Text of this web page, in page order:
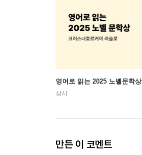
영어로 읽는 2025 노벨문학상
상시
만든 이 코멘트